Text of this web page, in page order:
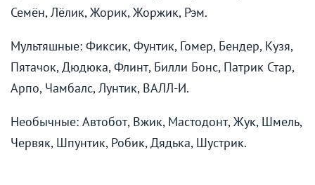
Семён, Лёлик, Жорик, Жоржик, Рэм.
Мультяшные: Фиксик, Фунтик, Гомер, Бендер, Кузя,
Пятачок, Дюдюка, Флинт, Билли Бонс, Патрик Стар,
Арпо, Чамбалс, Лунтик, ВАЛЛ-И.
Необычные: Автобот, Вжик, Мастодонт, Жук, Шмель,
Червяк, Шпунтик, Робик, Дядька, Шустрик.